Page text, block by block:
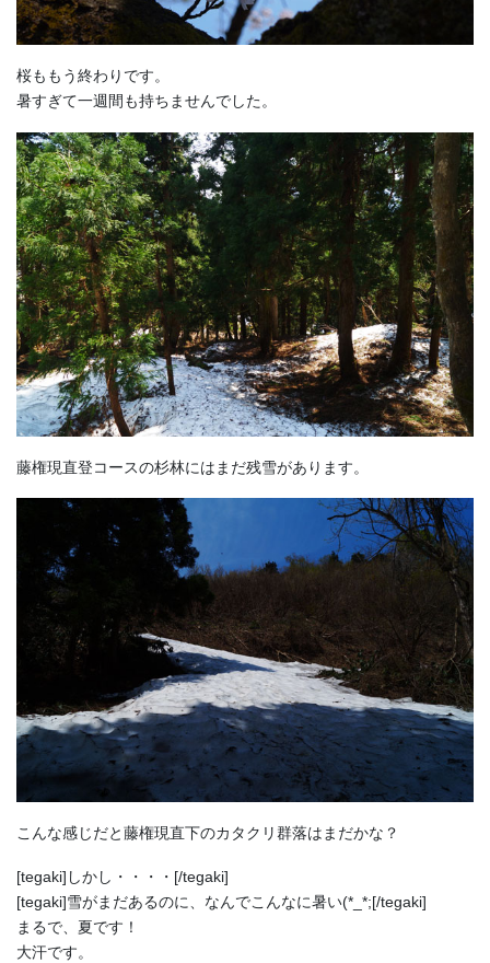
桜ももう終わりです。
暑すぎて一週間も持ちませんでした。
藤権現直登コースの杉林にはまだ残雪があります。
こんな感じだと藤権現直下のカタクリ群落はまだかな？
[tegaki]しかし・・・・[/tegaki]
[tegaki]雪がまだあるのに、なんでこんなに暑い(*_*;[/tegaki]
まるで、夏です！
大汗です。